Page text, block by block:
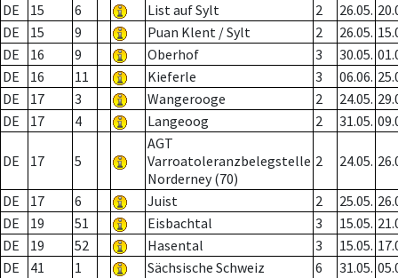
DE
15 6 List auf Sylt 2 26.05.
DE
15 9 Puan Klent / Sylt 2 26.05.
DE
16 9 Oberhof 3 30.05.
DE
16 11 Kieferle 3 06.06.
DE
17 3 Wangerooge 2 24.05.
DE
17 4 Langeoog 2 31.05.
DE 17 5
AGT
Varroatoleranzbelegstelle
Norderney (70)
2 24.05.
DE 17 6 Juist 2 25.05.
DE
19 51 Eisbachtal 3 15.05.
DE
19 52 Hasental 3 15.05.
DE
41 1 Sächsische Schweiz 6 31.05.